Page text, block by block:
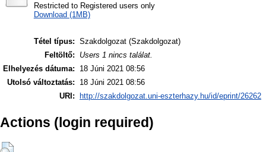
Restricted to Registered users only
Download (1MB)
Tétel típus: Szakdolgozat (Szakdolgozat)
Feltöltő:
Users 1 nincs találat.
Elhelyezés dátuma:
18 Júni 2021 08:56
Utolsó változtatás:
18 Júni 2021 08:56
URI:
http://szakdolgozat.uni-eszterhazy.hu/id/eprint/26262
Actions (login required)